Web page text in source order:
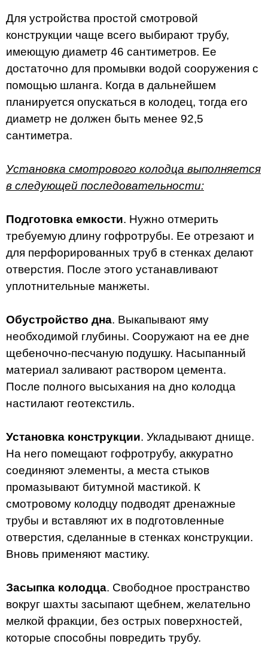
Для устройства простой смотровой
конструкции чаще всего выбирают трубу,
имеющую диаметр 46 сантиметров. Ее
достаточно для промывки водой сооружения с
помощью шланга. Когда в дальнейшем
планируется опускаться в колодец, тогда его
диаметр не должен быть менее 92,5
сантиметра.
Установка смотрового колодца выполняется
в следующей последовательности:
Подготовка емкости. Нужно отмерить
требуемую длину гофротрубы. Ее отрезают и
для перфорированных труб в стенках делают
отверстия. После этого устанавливают
уплотнительные манжеты.
Обустройство дна. Выкапывают яму
необходимой глубины. Сооружают на ее дне
щебеночно-песчаную подушку. Насыпанный
материал заливают раствором цемента.
После полного высыхания на дно колодца
настилают геотекстиль.
Установка конструкции. Укладывают днище.
На него помещают гофротрубу, аккуратно
соединяют элементы, а места стыков
промазывают битумной мастикой. К
смотровому колодцу подводят дренажные
трубы и вставляют их в подготовленные
отверстия, сделанные в стенках конструкции.
Вновь применяют мастику.
Засыпка колодца. Свободное пространство
вокруг шахты засыпают щебнем, желательно
мелкой фракции, без острых поверхностей,
которые способны повредить трубу.